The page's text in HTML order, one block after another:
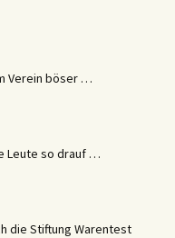
Verein böser …
Leute so drauf …
die Stiftung Warentest